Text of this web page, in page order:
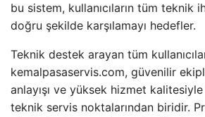
bu sistem, kullanıcıların tüm teknik
doğru şekilde karşılamayı hedefler.
Teknik destek arayan tüm
kemalpasaservis.com, güvenilir
anlayışı ve yüksek hizmet
teknik servis noktalarından biridir.